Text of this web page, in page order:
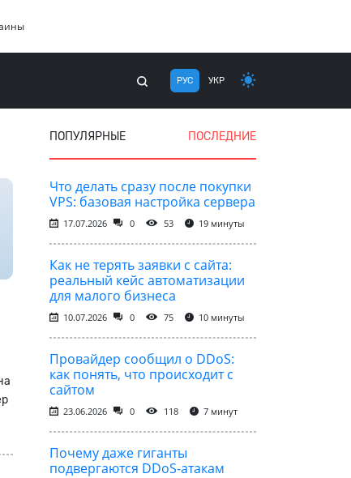
РУС УКР
ПОПУЛЯРНЫЕ ПОСЛЕДНИЕ
Что делать сразу после покупки
VPS: базовая настройка сервера
17.07.2026 0 53 19 минуты
Как не терять заявки с сайта:
реальный кейс автоматизации
для малого бизнеса
10.07.2026 0 75 10 минуты
Провайдер сообщил о DDoS:
как понять, что происходит с
сайтом
23.06.2026 0 118 7 минут
Почему даже гиганты
подвергаются DDoS-атакам